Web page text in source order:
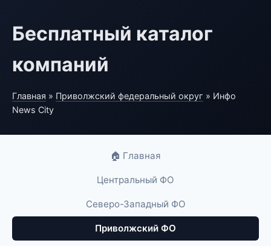
Бесплатный каталог
компаний
Главная » Приволжский федеральный округ » Инфо
News City
🏠 Главная
Центральный ФО
Северо-Западный ФО
Приволжский ФО